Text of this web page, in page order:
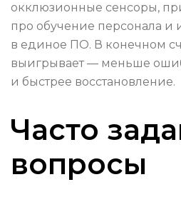
окклюзионные сенсоры,
про обучение персонала и
в единое ПО. В конечном
выигрывает — меньше
и быстрее восстановление.
Часто
вопросы